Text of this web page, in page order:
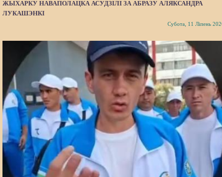
ЖЫХАРКУ НАВАПОЛАЦКА АСУДЗІЛІ ЗА АБРАЗУ АЛЯКСАНДРА
ЛУКАШЭНКІ
Субота, 11 Ліпень